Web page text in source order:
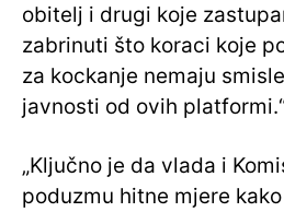
obitelj i drugi koje
zabrinuti što koraci koje
za kockanje nemaju
javnosti od ovih
„Ključno je da vlada i
poduzmu hitne mjere